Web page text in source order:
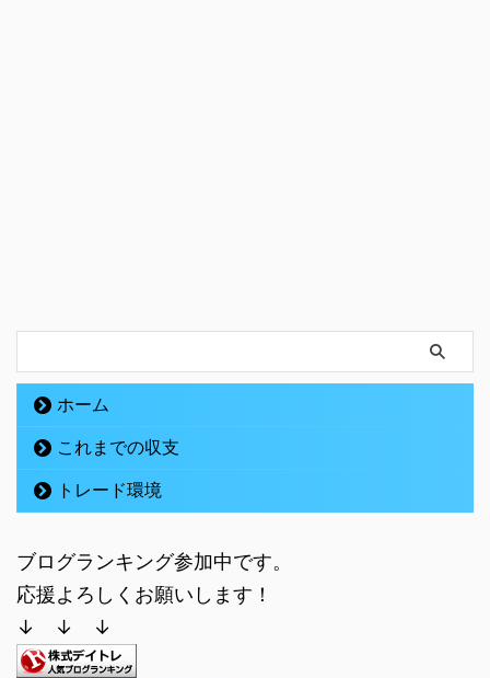
ホーム
これまでの収支
トレード環境
ブログランキング参加中です。
応援よろしくお願いします！
↓ ↓ ↓